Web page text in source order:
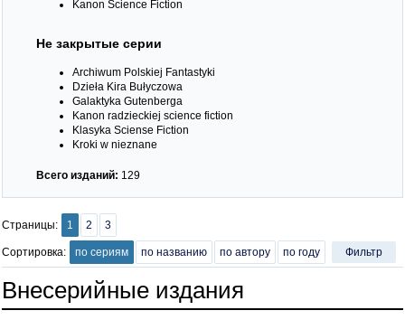
Kanon Science Fiction
Не закрытые серии
Archiwum Polskiej Fantastyki
Dzieła Kira Bułyczowa
Galaktyka Gutenberga
Kanon radzieckiej science fiction
Klasyka Sciense Fiction
Kroki w nieznane
Всего изданий: 129
Страницы: 1 2 3
Сортировка: по сериям по названию по автору по году Фильтр
Внесерийные издания